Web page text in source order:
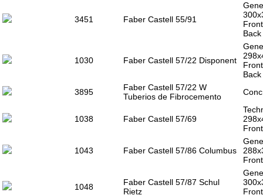
3451 Faber Castell 55/91
1030 Faber Castell 57/22 Disponent
3895
Faber Castell 57/22 W
Tuberios de Fibrocemento
1038 Faber Castell 57/69
1043 Faber Castell 57/86 Columbus
1048
Faber Castell 57/87 Schul
Rietz